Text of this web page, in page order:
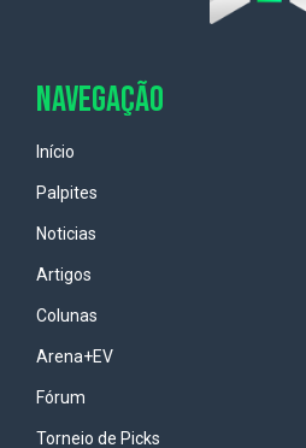
NAVEGAÇÃO
Início
Palpites
Noticias
Artigos
Colunas
Arena+EV
Fórum
Torneio de Picks